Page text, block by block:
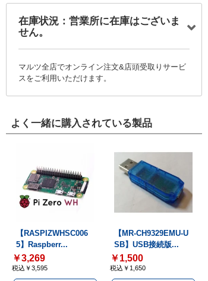
在庫状況：営業所に在庫はございま
せん。
マルツ全店でオンライン注文&店頭受取りサービ
スをご利用いただけます。
よく一緒に購入されている製品
【RASPIZWHSC006
5】Raspberr...
￥3,269
税込￥3,595
【MR-CH9329EMU-U
SB】USB接続版...
￥1,500
税込￥1,650